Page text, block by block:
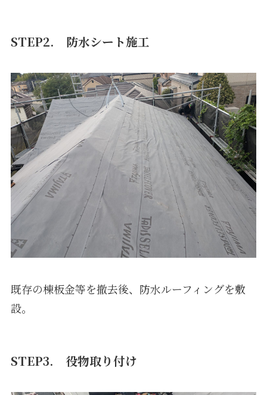
STEP2. 防水シート施工
既存の棟板金等を撤去後、防水ルーフィングを敷
設。
STEP3. 役物取り付け